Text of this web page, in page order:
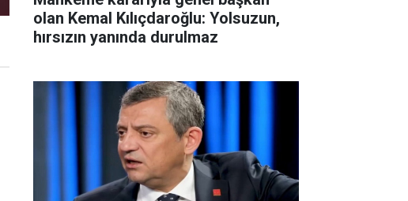
olan Kemal Kılıçdaroğlu: Yolsuzun,
hırsızın yanında durulmaz